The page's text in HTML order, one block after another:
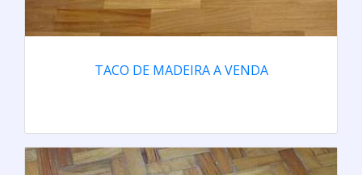
TACO DE MADEIRA A VENDA